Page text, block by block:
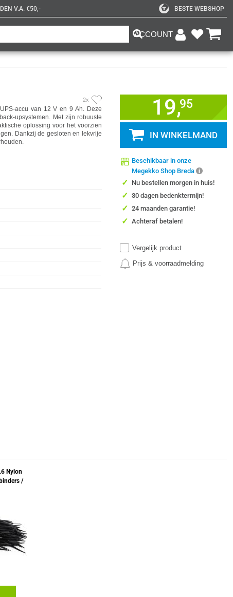
V.A. €50,- BESTE WEBSHOP
ACCOUNT
2x
accu van 12 V en 9 Ah. Deze
upsystemen. Met zijn robuuste
oplossing voor het voorzien
Dankzij de gesloten en lekvrije
19,95
IN WINKELMAND
Beschikbaar in onze
Megekko Shop Breda
✓ Nu bestellen morgen in huis!
✓ 30 dagen bedenktermijn!
✓ 24 maanden garantie!
✓ Achteraf betalen!
Vergelijk product
Prijs & voorraadmelding
Nylon
/